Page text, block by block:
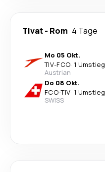
Tivat- Rom 4 Tage
Mo 05 Okt.
TIV-FCO· 1 Umstieg
Austrian
Do 08 Okt.
FCO-TIV· 1 Umstieg
SWISS